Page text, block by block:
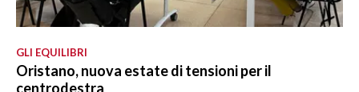
GLI EQUILIBRI
Oristano, nuova estate di tensioni per il
centrodestra